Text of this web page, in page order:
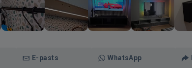
E-pasts WhatsApp